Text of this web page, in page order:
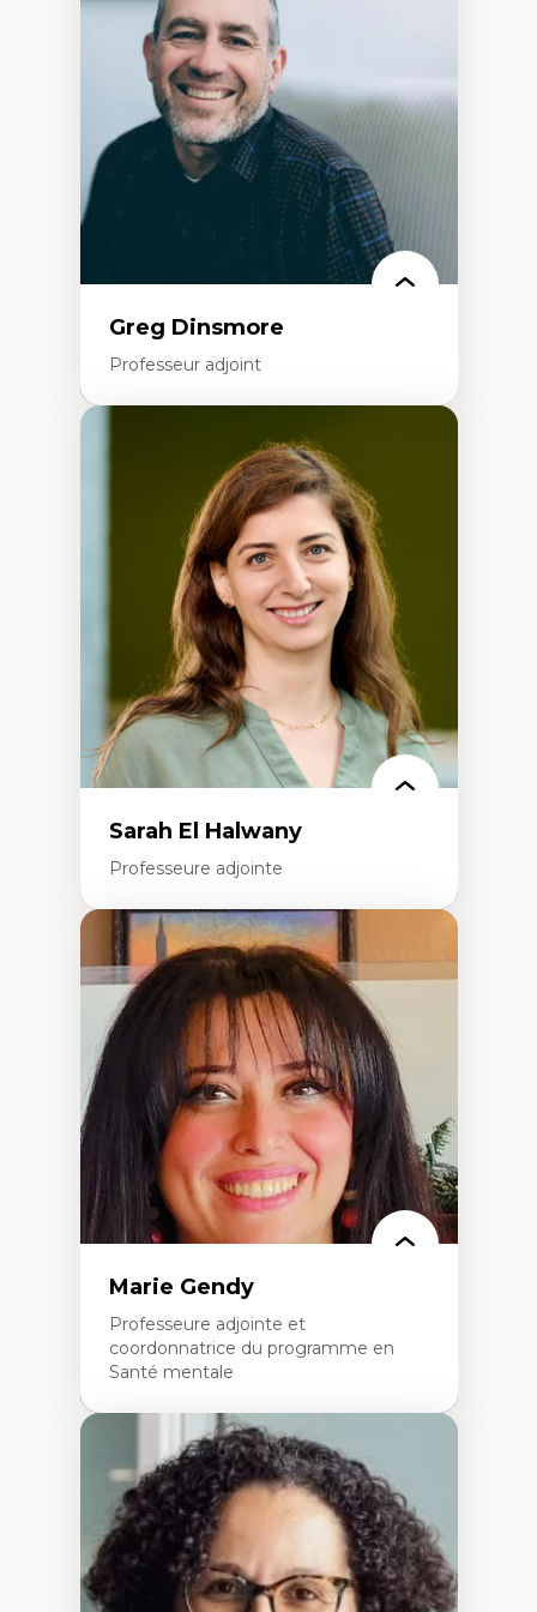
Élites économiques
Sociologie économique
Extractivisme
Classes sociales
Mouvements sociaux
Théories de l’État
Greg Dinsmore
Professeur adjoint
Fragmentation des auditoires médiatiques
Analyse multi-plateforme des auditoires
médiatiques
Analyse des comportements numériques à
travers les données massives et l’IA
Recherche quantitative et qualitative sur
les auditoires médiatiques
Épistémologie des techniques de recherche
numérique et l’IA
Théorie des droits de la personne
La pensée politique d’Hannah Arendt
La pensée politique à l’ère numérique
Justice internationale et normes
internationales
Sarah El Halwany
Professeure adjointe
Expertises
Les apports pédagogiques des théories de
l'affect, du posthumanisme, du féminisme
dans l'éducation aux sciences
L'apprentissage des sciences/STIM dans une
perspective socioécologique de care
L’insertion professionnelle des
enseignant.e.s
Marie Gendy
Professeure adjointe et
coordonnatrice du programme en
Santé mentale
Expertises
Neuropsychiatrie et neurosciences
Direction d'essais cliniques
Analyse des politiques et pratiques en santé
mentale
Développement de protocoles d'essais
cliniques
Collaboration interfonctionnelle